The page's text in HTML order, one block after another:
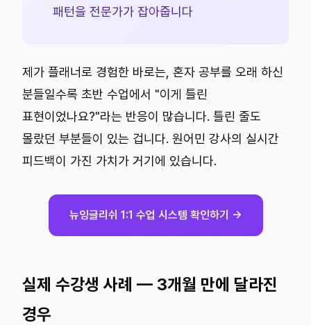
패턴을 전문가가 잡아줍니다
제가 플래너로 경험한 바로는, 혼자 공부를 오래 하신
분들일수록 초반 수업에서 "이게 틀린
표현이었나요?"라는 반응이 많습니다. 틀린 줄도
몰랐던 부분들이 있는 겁니다. 원어민 강사의 실시간
피드백이 가진 가치가 거기에 있습니다.
뉴잉글리쉬 1:1 수업 시스템 확인하기 →
실제 수강생 사례 — 3개월 만에 달라진
경우